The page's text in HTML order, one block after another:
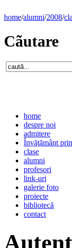
home/alumni/2008/
Cãutare
home
despre noi
admitere
Învăţământ
clase
alumni
profesori
link-uri
galerie foto
proiecte
bibliotecă
contact